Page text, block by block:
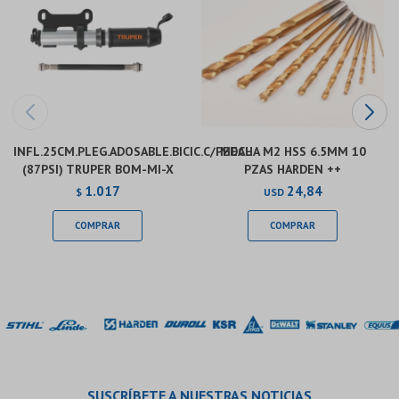
INFL.25CM.PLEG.ADOSABLE.BICIC.C/PEDAL
(87PSI) TRUPER BOM-MI-X
$ 1.017
MECHA M2 HSS 6.5MM 10
PZAS HARDEN ++
USD 24,84
SUSCRÍBETE A NUESTRAS NOTICIAS